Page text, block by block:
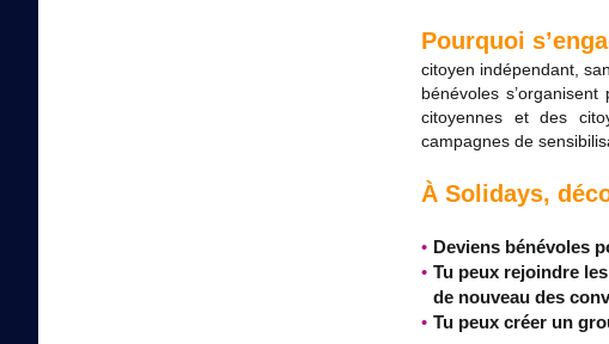
Pourquoi
citoyen indépendant,
bénévoles
citoyennes et des
campagnes de
À Solidays,
Deviens bénévoles
Tu peux rejoindre
de nouveau des
Tu peux créer un